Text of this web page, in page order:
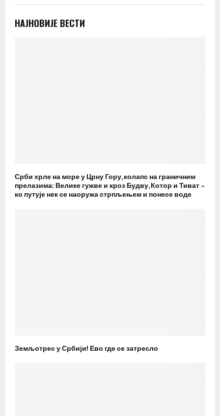
НАЈНОВИЈЕ ВЕСТИ
Срби хрле на море у Црну Гору, колапс на граничним
прелазима: Велике гужве и кроз Будву, Котор и Тиват –
ко путује нек се наоружа стрпљењем и понесе воде
Земљотрес у Србији! Ево где се затресло